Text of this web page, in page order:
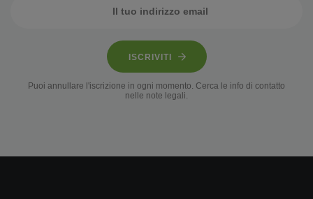
ISCRIVITI
Puoi annullare l'iscrizione in ogni momento. Cerca le info di contatto
nelle note legali.